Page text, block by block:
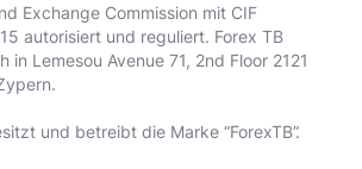
Exchange Commission mit CIF
autorisiert und reguliert. Forex TB
in Lemesou Avenue 71, 2nd Floor 2121
und betreibt die Marke “ForexTB”.